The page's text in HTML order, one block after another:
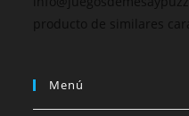
producto de similares
Menú